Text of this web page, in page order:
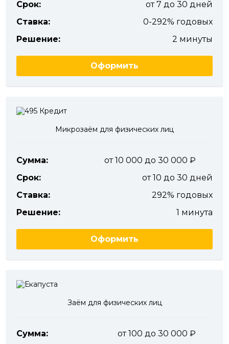
Срок:
от 7 до 30 дней
Ставка:
0-292% годовых
Решение:
2 минуты
Оформить
Микрозаём для физических лиц
Сумма:
от 10 000 до 30 000
Срок:
от 10 до 30 дней
Ставка:
292% годовых
Решение:
1 минута
Оформить
Заём для физических лиц
Сумма:
от 100 до 30 000